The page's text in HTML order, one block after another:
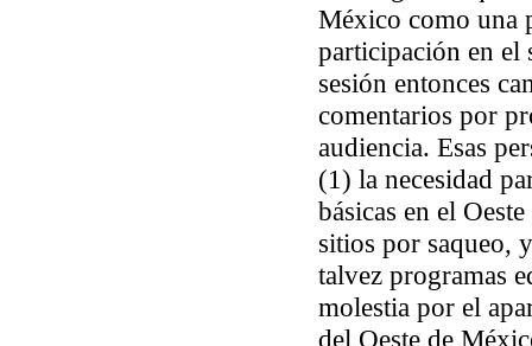
México como una
participación en el
sesión entonces
comentarios por
audiencia. Esas
(1) la necesidad
básicas en el
sitios por saqueo,
talvez programas
molestia por el
del Oeste de